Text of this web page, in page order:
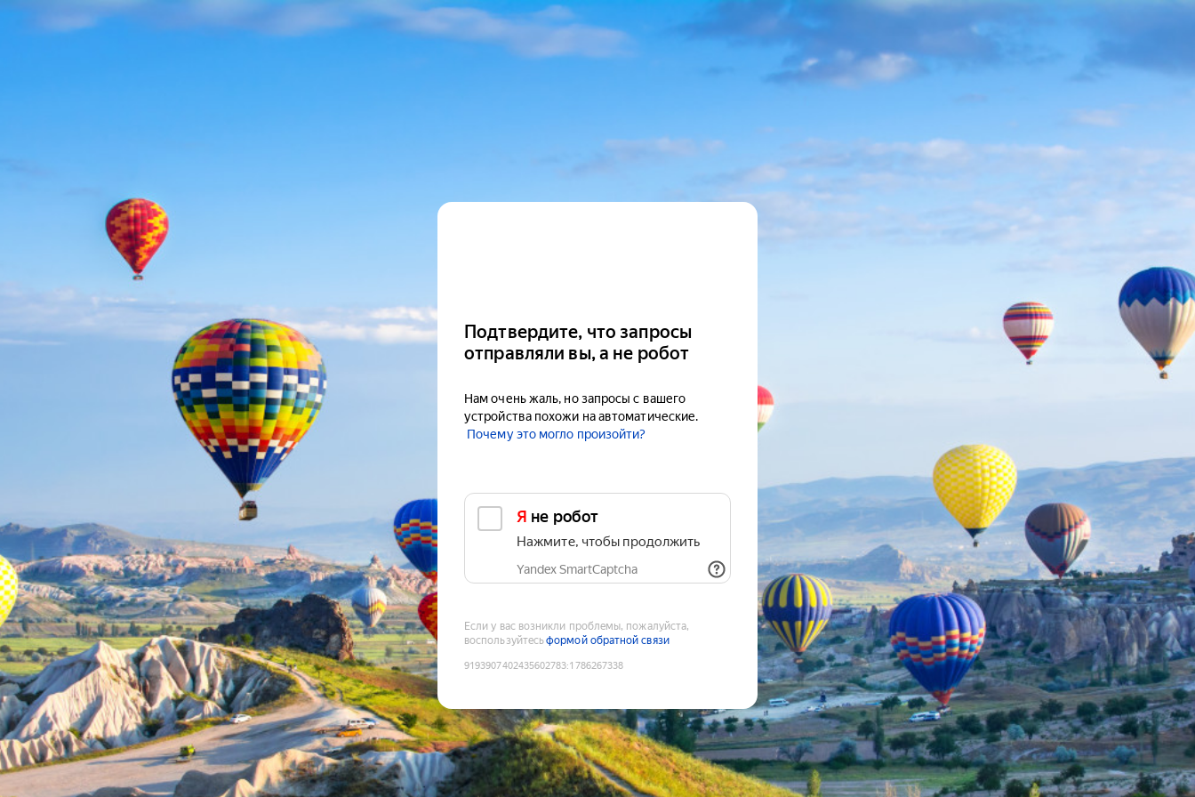
Подтвердите, что запросы
отправляли вы, а не робот
Нам очень жаль, но запросы с вашего
устройства похожи на автоматические.
Почему это могло произойти?
Я не робот
Нажмите, чтобы продолжить
Yandex SmartCaptcha
Если у вас возникли проблемы, пожалуйста,
воспользуйтесьформой обратной связи
9193907402435602783:1786267338